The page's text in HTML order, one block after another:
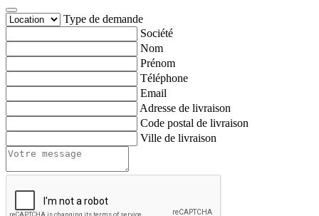
Type de demande
Société
Nom
Prénom
Téléphone
Email
Adresse de livraison
Code postal de livraison
Ville de livraison